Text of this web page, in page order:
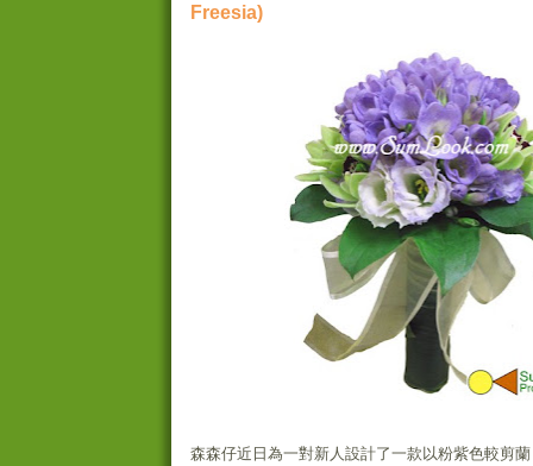
Freesia)
森森仔近日為一對新人設計了一款以粉紫色較剪